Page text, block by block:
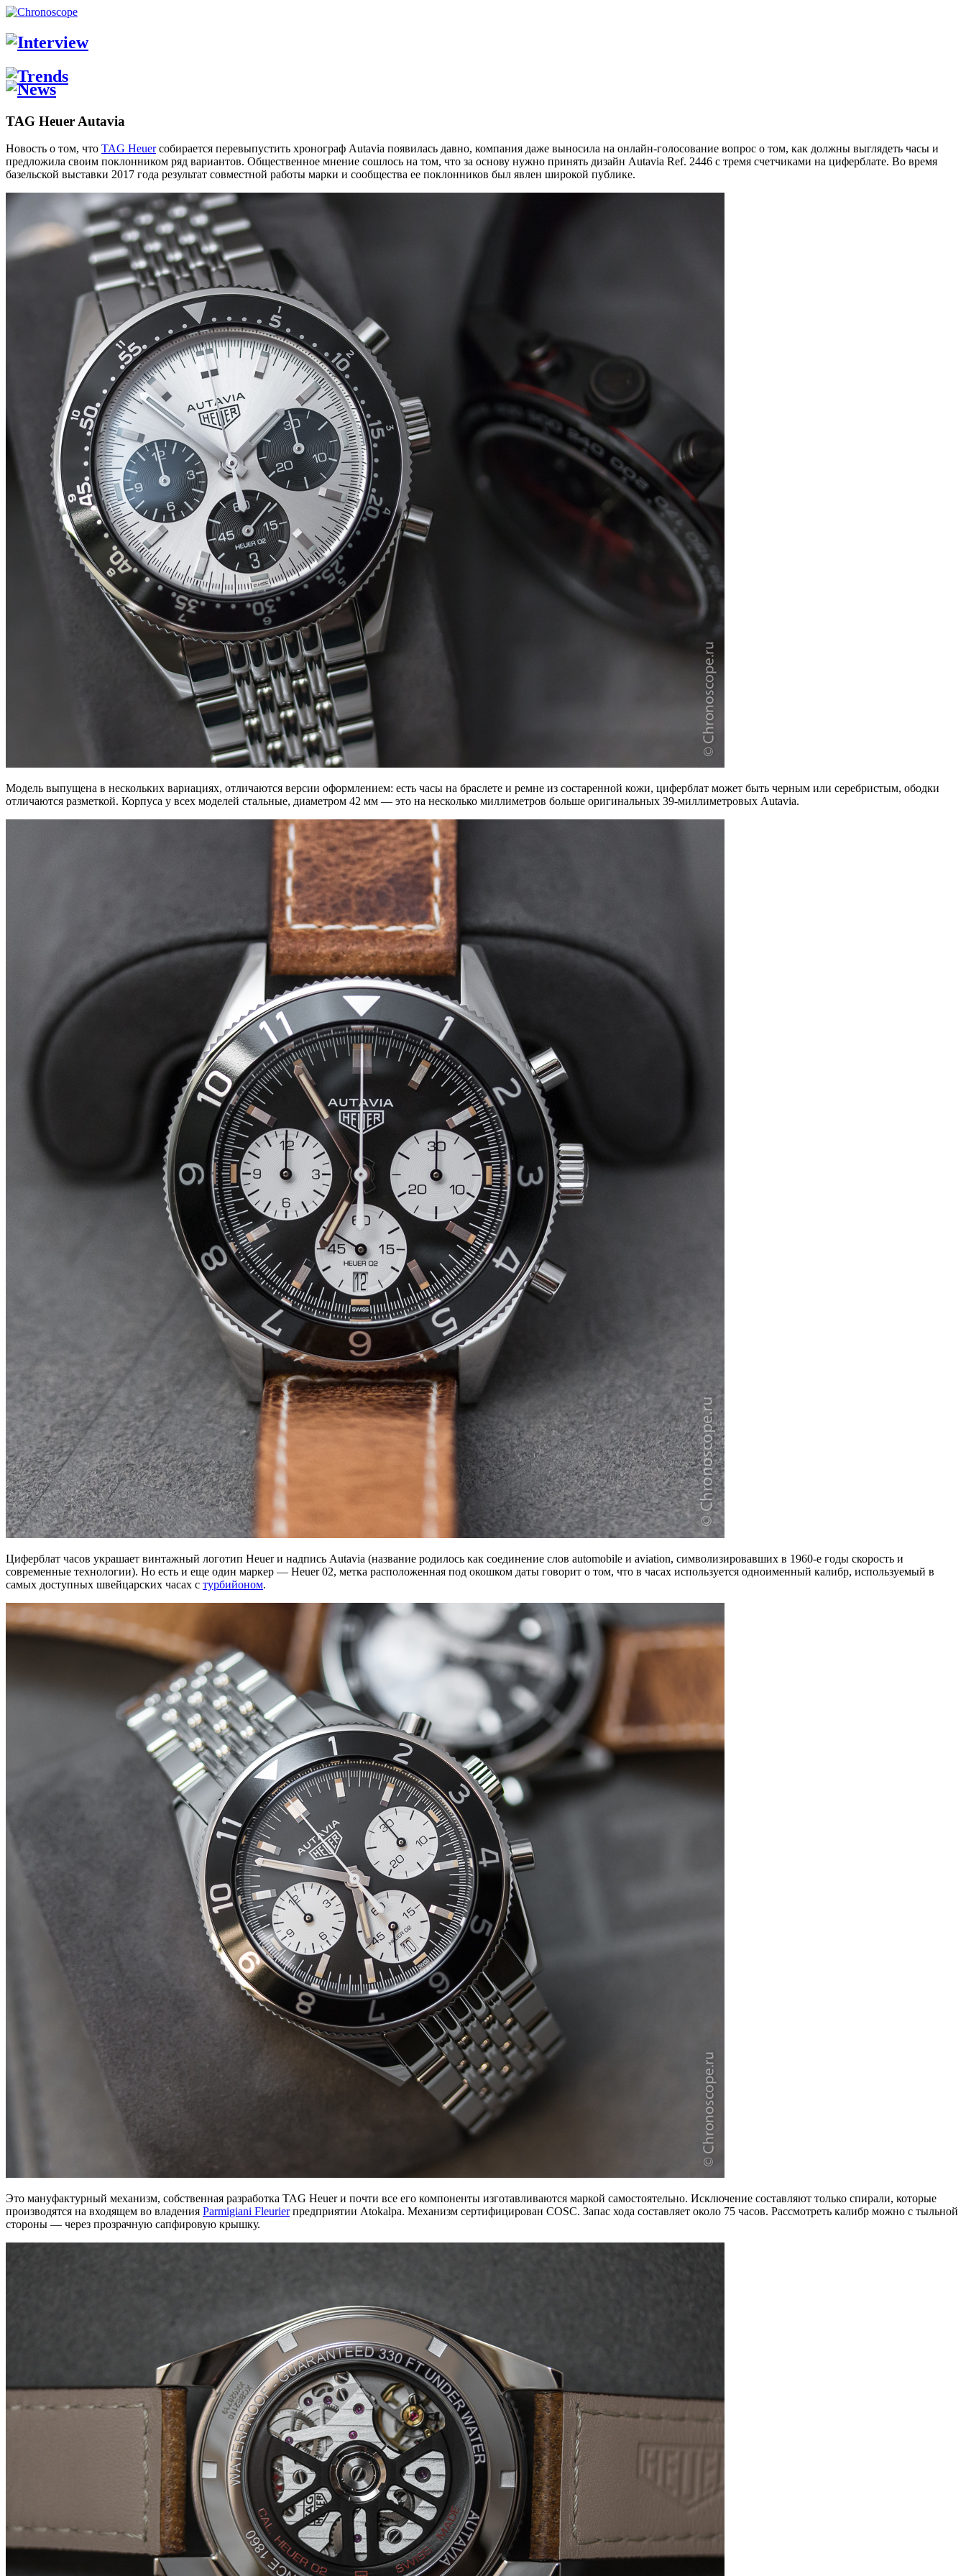
TAG Heuer Autavia
Новость о том, что TAG Heuerсобирается перевыпустить хронограф Autavia появилась давно, компания даже выносила на онлайн-голосование вопрос о том, как должны выглядеть часы и
предложила своим поклонником ряд вариантов. Общественное мнение сошлось на том, что за основу нужно принять дизайн Autavia Ref. 2446 c тремя счетчиками на циферблате. Во время
базельской выставки 2017 года результат совместной работы марки и сообщества ее поклонников был явлен широкой публике.
Модель выпущена в нескольких вариациях, отличаются версии оформлением: есть часы на браслете и ремне из состаренной кожи, циферблат может быть черным или серебристым, ободки
отличаются разметкой. Корпуса у всех моделей стальные, диаметром 42 мм — это на несколько миллиметров больше оригинальных 39-миллиметровых Autavia.
Циферблат часов украшает винтажный логотип Heuer и надпись Autavia (название родилось как соединение слов automobile и aviation, символизировавших в 1960-е годы скорость и
современные технологии). Но есть и еще один маркер — Heuer 02, метка расположенная под окошком даты говорит о том, что в часах используется одноименный калибр, используемый в
самых доступных швейцарских часах c турбийоном.
Это мануфактурный механизм, собственная разработка TAG Heuer и почти все его компоненты изготавливаются маркой самостоятельно. Исключение составляют только спирали, которые
производятся на входящем во владения Parmigiani Fleurierпредприятии Atokalpa. Механизм сертифицирован COSC. Запас хода составляет около 75 часов. Рассмотреть калибр можно с тыльной
стороны — через прозрачную сапфировую крышку.